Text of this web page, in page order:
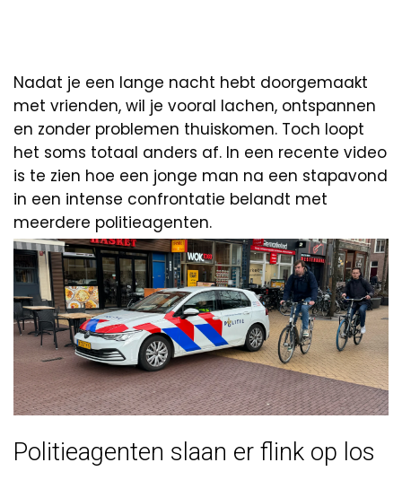
Nadat je een lange nacht hebt doorgemaakt
met vrienden, wil je vooral lachen, ontspannen
en zonder problemen thuiskomen. Toch loopt
het soms totaal anders af. In een recente video
is te zien hoe een jonge man na een stapavond
in een intense confrontatie belandt met
meerdere politieagenten.
Politieagenten slaan er flink op los